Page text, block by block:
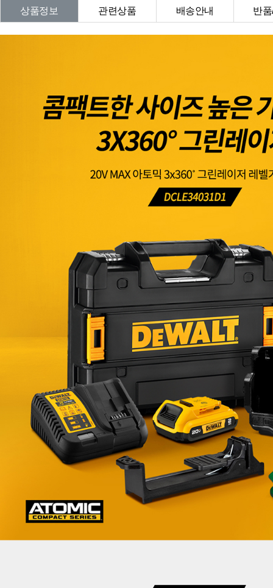
상품정보 관련상품 배송안내 반
상품Q&A